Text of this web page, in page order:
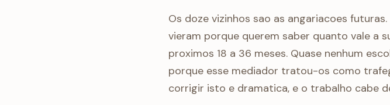
Os doze vizinhos sao as angariacoes
vieram porque querem saber quanto vale a
proximos 18 a 36 meses. Quase nenhum
porque esse mediador tratou-os como
corrigir isto e dramatica, e o trabalho cabe